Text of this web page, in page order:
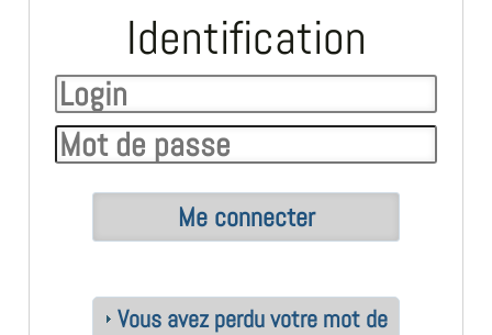
Identification
Vous avez perdu votre mot de